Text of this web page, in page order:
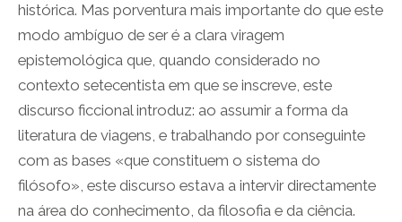
histórica. Mas porventura mais importante do que este
modo ambíguo de ser é a clara viragem
epistemológica que, quando considerado no
contexto setecentista em que se inscreve, este
discurso ficcional introduz: ao assumir a forma da
literatura de viagens, e trabalhando por conseguinte
com as bases «que constituem o sistema do
filósofo», este discurso estava a intervir directamente
na área do conhecimento, da filosofia e da ciência.